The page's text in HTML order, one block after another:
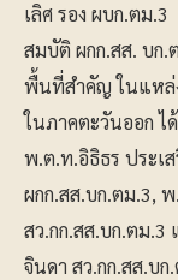
เลิศ รอง ผบก.ตม
สมบัติ ผกก.สส. บก
พื้นที่สำคัญ ในแหล่
ในภาคตะวันออก ไ
พ.ต.ท.อิธิธร ประเส
ผกก.สส.บก.ตม.3,
สว.กก.สส.บก.ตม
จินดา สว.กก.สส.บ